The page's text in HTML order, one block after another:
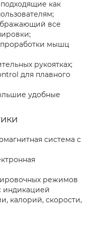
как
все
проработки мышц
рукоятках;
для плавного
удобные
система с
режимов
индикацией
калорий, скорости,